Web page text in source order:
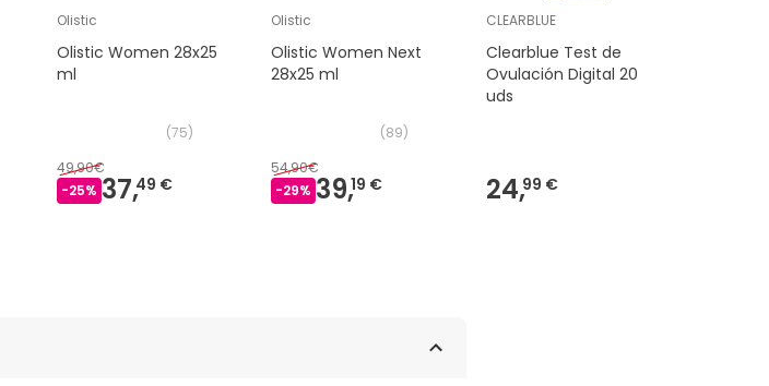
Olistic
Olistic Women 28x25
ml
(75)
49,90€
-25% 37,49 €
Olistic
Olistic Women Next
28x25 ml
(89)
54,90€
-29% 39,19 €
CLEARBLUE
Clearblue Test de
Ovulación Digital 20
uds
24,99 €